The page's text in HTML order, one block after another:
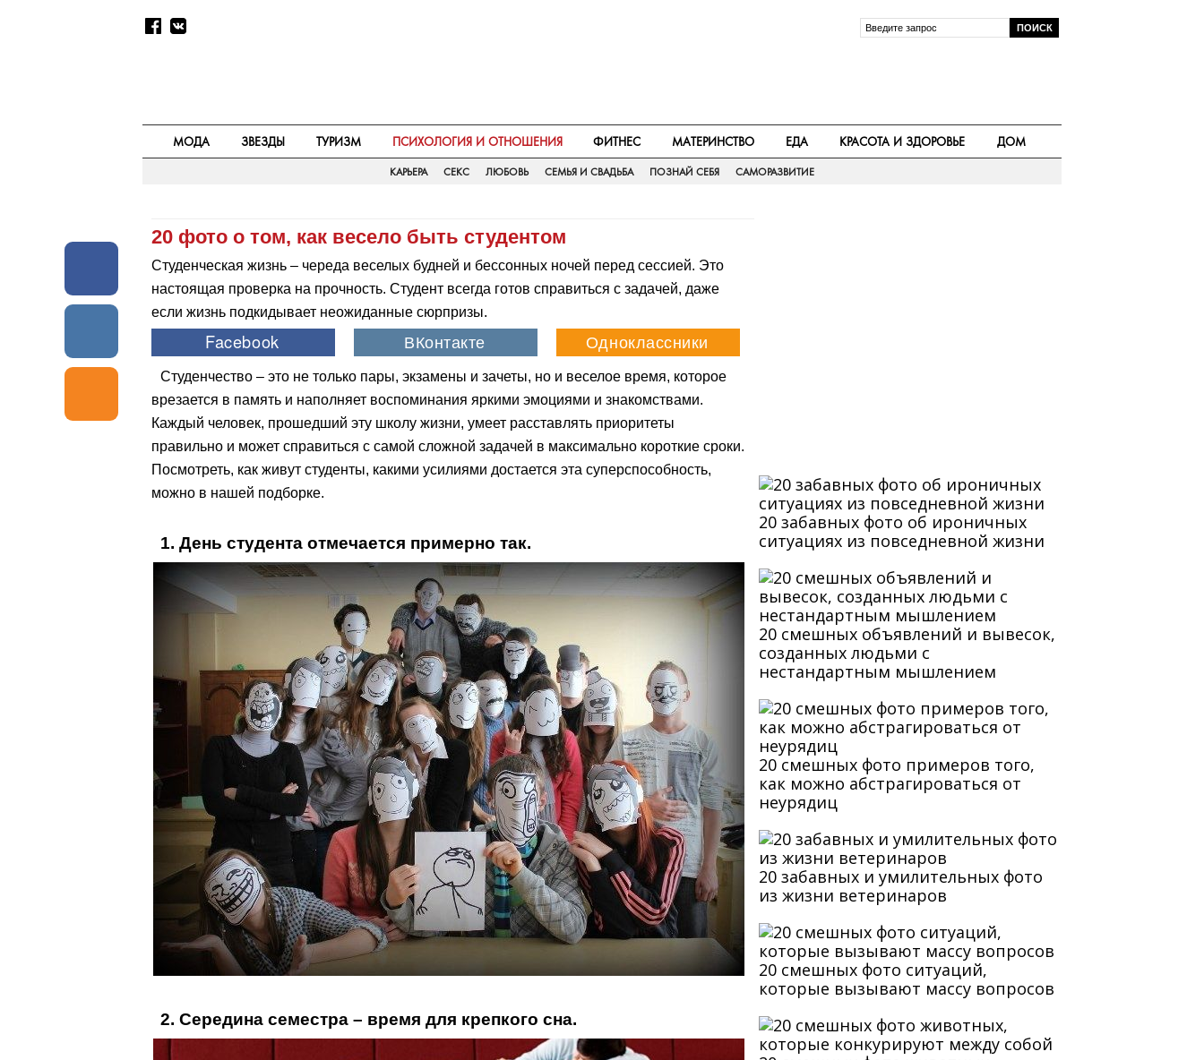
МОДА ЗВЕЗДЫ ТУРИЗМ ПСИХОЛОГИЯ И ОТНОШЕНИЯ ФИТНЕС МАТЕРИНСТВО ЕДА КРАСОТА И ЗДОРОВЬЕ ДОМ
КАРЬЕРА СЕКС ЛЮБОВЬ СЕМЬЯ И СВАДЬБА ПОЗНАЙ СЕБЯ САМОРАЗВИТИЕ
20 фото о том, как весело быть студентом
Студенческая жизнь – череда веселых будней и бессонных ночей перед сессией. Это
настоящая проверка на прочность. Студент всегда готов справиться с задачей, даже
если жизнь подкидывает неожиданные сюрпризы.
Студенчество – это не только пары, экзамены и зачеты, но и веселое время, которое
врезается в память и наполняет воспоминания яркими эмоциями и знакомствами.
Каждый человек, прошедший эту школу жизни, умеет расставлять приоритеты
правильно и может справиться с самой сложной задачей в максимально короткие сроки.
Посмотреть, как живут студенты, какими усилиями достается эта суперспособность,
можно в нашей подборке.
1. День студента отмечается примерно так.
2. Середина семестра – время для крепкого сна.
20 забавных фото об ироничных
ситуациях из повседневной жизни
20 смешных объявлений и вывесок,
созданных людьми с
нестандартным мышлением
20 смешных фото примеров того,
как можно абстрагироваться от
неурядиц
20 забавных и умилительных фото
из жизни ветеринаров
20 смешных фото ситуаций,
которые вызывают массу вопросов